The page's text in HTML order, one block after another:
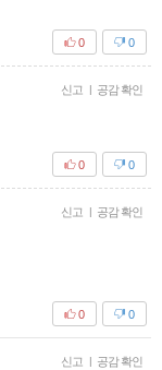
0
0
신고 | 공감 확인
0
0
신고 | 공감 확인
0
0
신고 | 공감 확인